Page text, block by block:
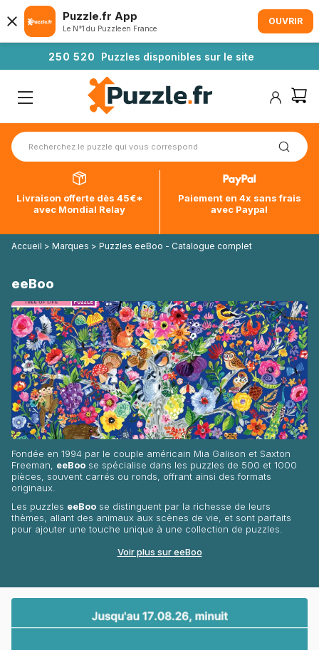
250 520 Puzzles disponibles sur le site
Livraison offerte dès 45€*
avec Mondial Relay
Paiement en 4x sans frais
avec Paypal
Accueil > Marques > Puzzles eeBoo - Catalogue complet
eeBoo
Fondée en 1994 par le couple américain Mia Galison et Saxton
Freeman, eeBoo se spécialise dans les puzzles de 500 et 1000
pièces, souvent carrés ou ronds, offrant ainsi des formats
originaux.
Les puzzles eeBoo se distinguent par la richesse de leurs
thèmes, allant des animaux aux scènes de vie, et sont parfaits
pour ajouter une touche unique à une collection de puzzles.
Voir plus sur eeBoo
Puzzle.fr App
Le N°1 du Puzzle en France
OUVRIR